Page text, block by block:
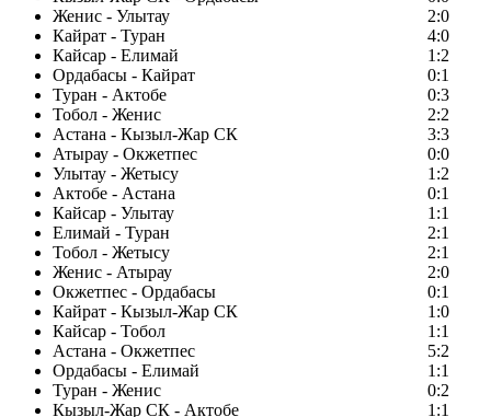
Женис - Улытау
2:0
Кайрат - Туран
4:0
Кайсар - Елимай
1:2
Ордабасы - Кайрат
0:1
Туран - Актобе
0:3
Тобол - Женис
2:2
Астана - Кызыл-Жар СК
3:3
Атырау - Окжетпес
0:0
Улытау - Жетысу
1:2
Актобе - Астана
0:1
Кайсар - Улытау
1:1
Елимай - Туран
2:1
Тобол - Жетысу
2:1
Женис - Атырау
2:0
Окжетпес - Ордабасы
0:1
Кайрат - Кызыл-Жар СК
1:0
Кайсар - Тобол
1:1
Астана - Окжетпес
5:2
Ордабасы - Елимай
1:1
Туран - Женис
0:2
Кызыл-Жар СК - Актобе
1:1